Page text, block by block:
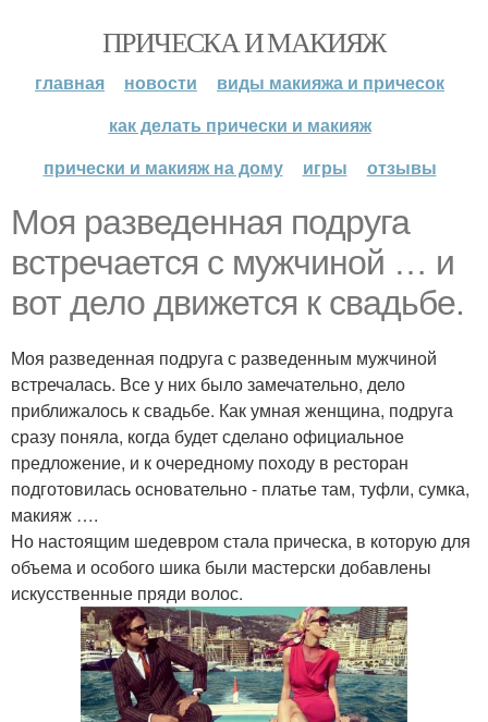
ПРИЧЕСКА И МАКИЯЖ
главная новости
виды макияжа и причесок
как делать прически и макияж
прически и макияж на дому
игры отзывы
Моя разведенная подруга
встречается с мужчиной … и
вот дело движется к свадьбе.
Моя разведенная подруга с разведенным мужчиной
встречалась. Все у них было замечательно, дело
приближалось к свадьбе. Как умная женщина, подруга
сразу поняла, когда будет сделано официальное
предложение, и к очередному походу в ресторан
подготовилась основательно - платье там, туфли, сумка,
макияж ….
Но настоящим шедевром стала прическа, в которую для
объема и особого шика были мастерски добавлены
искусственные пряди волос.